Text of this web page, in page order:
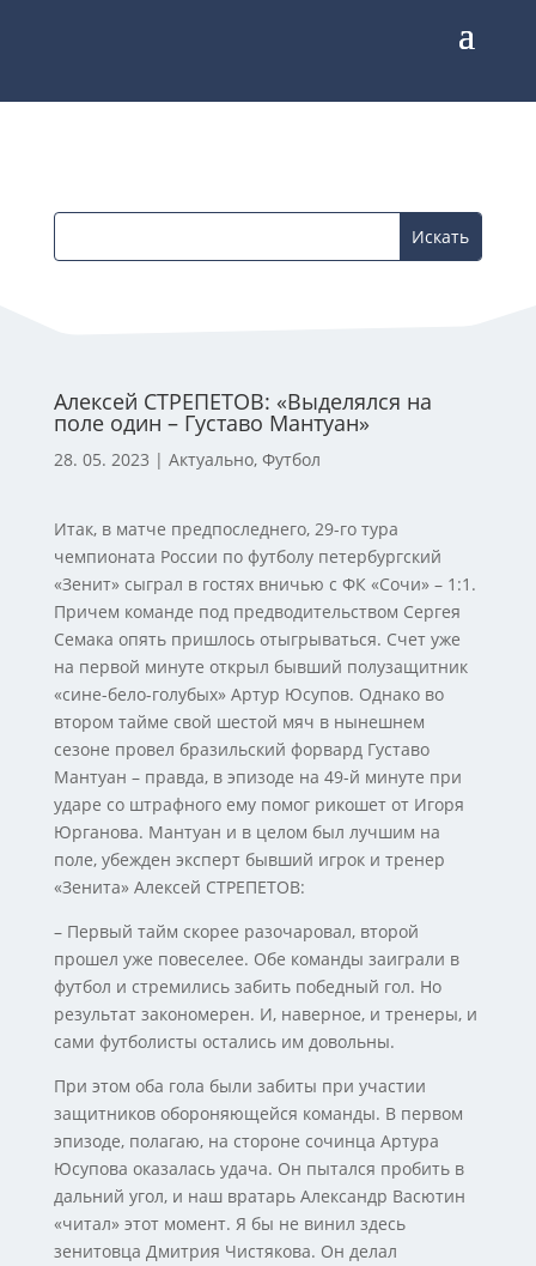
Алексей СТРЕПЕТОВ: «Выделялся на
поле один – Густаво Мантуан»
28. 05. 2023 | Актуально, Футбол
Итак, в матче предпоследнего, 29-го тура
чемпионата России по футболу петербургский
«Зенит» сыграл в гостях вничью с ФК «Сочи» – 1:1.
Причем команде под предводительством Сергея
Семака опять пришлось отыгрываться. Счет уже
на первой минуте открыл бывший полузащитник
«сине-бело-голубых» Артур Юсупов. Однако во
втором тайме свой шестой мяч в нынешнем
сезоне провел бразильский форвард Густаво
Мантуан – правда, в эпизоде на 49-й минуте при
ударе со штрафного ему помог рикошет от Игоря
Юрганова. Мантуан и в целом был лучшим на
поле, убежден эксперт бывший игрок и тренер
«Зенита» Алексей СТРЕПЕТОВ:
– Первый тайм скорее разочаровал, второй
прошел уже повеселее. Обе команды заиграли в
футбол и стремились забить победный гол. Но
результат закономерен. И, наверное, и тренеры, и
сами футболисты остались им довольны.
При этом оба гола были забиты при участии
защитников обороняющейся команды. В первом
эпизоде, полагаю, на стороне сочинца Артура
Юсупова оказалась удача. Он пытался пробить в
дальний угол, и наш вратарь Александр Васютин
«читал» этот момент. Я бы не винил здесь
зенитовца Дмитрия Чистякова. Он делал